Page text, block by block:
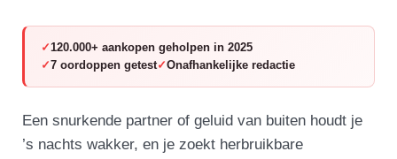
120.000+ aankopen geholpen in 2025
7 oordoppen getest
Onafhankelijke redactie
Een snurkende partner of geluid van buiten houdt je
’s nachts wakker, en je zoekt herbruikbare